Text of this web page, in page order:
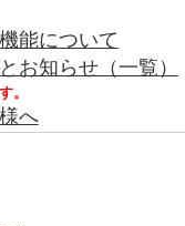
能について
お知らせ（一覧）
。
へ